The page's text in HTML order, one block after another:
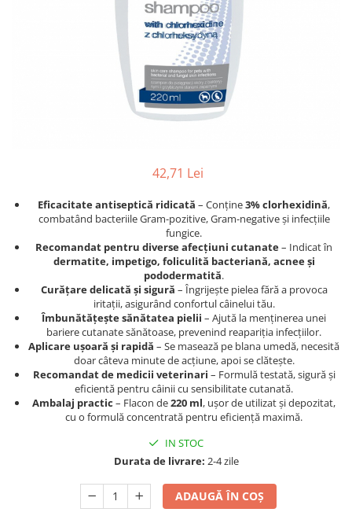
Afecțiuni neurologice
Afecțiuni renale și urinare
Hrană
Hrană uscată
Igienă orală
Șampoane și balsamuri
Afecțiuni neurologice
Hrană
Hrană uscată
Așternut Tofu / Nisip
Igienă orală
Șampoane și balsamuri
42,71 Lei
Eficacitate antiseptică ridicată – Conține3% clorhexidină,
combatând bacteriile Gram-pozitive, Gram-negative și infecțiile
fungice.
Recomandat pentru diverse afecțiuni cutanate– Indicat în
dermatite, impetigo, foliculită bacteriană, acnee și
pododermatită.
Curățare delicată și sigură – Îngrijește pielea fără a provoca
iritații, asigurând confortul câinelui tău.
Îmbunătățește sănătatea pielii – Ajută la menținerea unei
bariere cutanate sănătoase, prevenind reapariția infecțiilor.
Aplicare ușoară și rapidă – Se masează pe blana umedă, necesită
doar câteva minute de acțiune, apoi se clătește.
Recomandat de medicii veterinari – Formulă testată, sigură și
eficientă pentru câinii cu sensibilitate cutanată.
Ambalaj practic – Flacon de220 ml, ușor de utilizat și depozitat,
cu o formulă concentrată pentru eficiență maximă.
IN STOC
Durata de livrare: 2-4 zile
ADAUGĂ ÎN COȘ